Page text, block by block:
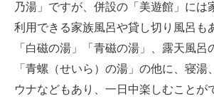
乃湯」ですが、併設の「美遊館」には
利用できる家族風呂や貸し切り風呂も
「白磁の湯」「青磁の湯」、露天風呂
「青螺（せいら）の湯」の他に、寝湯
ウナなどもあり、一日中楽しむことが